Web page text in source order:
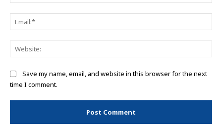
Save my name, email, and website in this browser for the next
time I comment.